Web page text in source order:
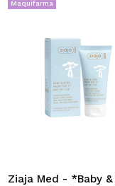
Maquifarma
Ziaja Med - *Baby